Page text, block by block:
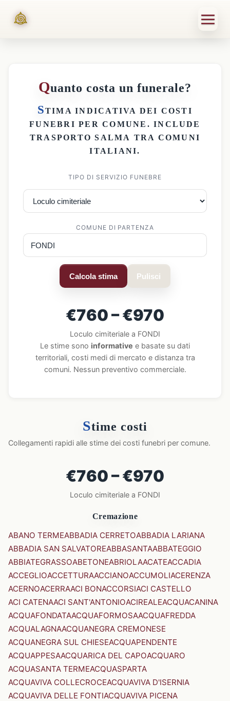
Quanto costa un funerale?
STIMA INDICATIVA DEI COSTI
FUNEBRI PER COMUNE . INCLUDE
TRASPORTO SALMA TRA COMUNI
ITALIANI.
TIPO DI SERVIZIO FUNEBRE
COMUNE DI PARTENZA
Calcola stima Pulisci
€760 – €970
Loculo cimiteriale a FONDI
Le stime sono informative e basate su dati
territoriali, costi medi di mercato e distanza tra
comuni. Nessun preventivo commerciale.
Stime costi
Collegamenti rapidi alle stime dei costi funebri per comune.
€760 – €970
Loculo cimiteriale a FONDI
Cremazione
ABANO TERMEABBADIA CERRETOABBADIA LARIANA
ABBADIA SAN SALVATOREABBASANTAABBATEGGIO
ABBIATEGRASSOABETONEABRIOLAACATEACCADIA
ACCEGLIOACCETTURAACCIANOACCUMOLIACERENZA
ACERNOACERRAACI BONACCORSIACI CASTELLO
ACI CATENAACI SANT'ANTONIOACIREALEACQUACANINA
ACQUAFONDATAACQUAFORMOSAACQUAFREDDA
ACQUALAGNAACQUANEGRA CREMONESE
ACQUANEGRA SUL CHIESEACQUAPENDENTE
ACQUAPPESAACQUARICA DEL CAPOACQUARO
ACQUASANTA TERMEACQUASPARTA
ACQUAVIVA COLLECROCEACQUAVIVA D'ISERNIA
ACQUAVIVA DELLE FONTIACQUAVIVA PICENA